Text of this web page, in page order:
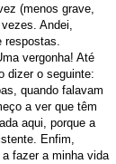
(menos grave,
Andei,
vergonha! Até
dizer o seguinte:
quando falavam
a ver que têm
aqui, porque a
Enfim,
fazer a minha vida